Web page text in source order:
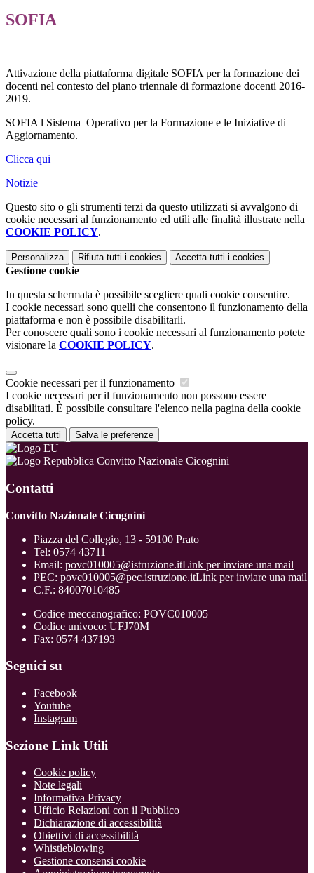
SOFIA
Attivazione della piattaforma digitale SOFIA per la formazione dei
docenti nel contesto del piano triennale di formazione docenti 2016-
2019.
SOFIA l Sistema Operativo per la Formazione e le Iniziative di
Aggiornamento.
Clicca qui
Notizie
Questo sito o gli strumenti terzi da questo utilizzati si avvalgono di
cookie necessari al funzionamento ed utili alle finalità illustrate nella
COOKIE POLICY.
Personalizza Rifiuta tutti i cookies Accetta tutti i cookies
Gestione cookie
In questa schermata è possibile scegliere quali cookie consentire.
I cookie necessari sono quelli che consentono il funzionamento della
piattaforma e non è possibile disabilitarli.
Per conoscere quali sono i cookie necessari al funzionamento potete
visionare la COOKIE POLICY.
Cookie necessari per il funzionamento
I cookie necessari per il funzionamento non possono essere
disabilitati. È possibile consultare l'elenco nella pagina della cookie
policy.
Accetta tutti Salva le preferenze
Convitto Nazionale Cicognini
Contatti
Convitto Nazionale Cicognini
Piazza del Collegio, 13 - 59100 Prato
Tel: 0574 43711
Email: povc010005@istruzione.itLink per inviare una mail
PEC: povc010005@pec.istruzione.itLink per inviare una mail
C.F.: 84007010485
Codice meccanografico: POVC010005
Codice univoco: UFJ70M
Fax: 0574 437193
Seguici su
Facebook
Youtube
Instagram
Sezione Link Utili
Cookie policy
Note legali
Informativa Privacy
Ufficio Relazioni con il Pubblico
Dichiarazione di accessibilità
Obiettivi di accessibilità
Whistleblowing
Gestione consensi cookie